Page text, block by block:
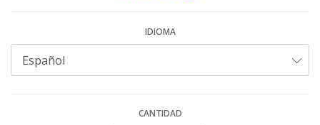
IDIOMA
CANTIDAD